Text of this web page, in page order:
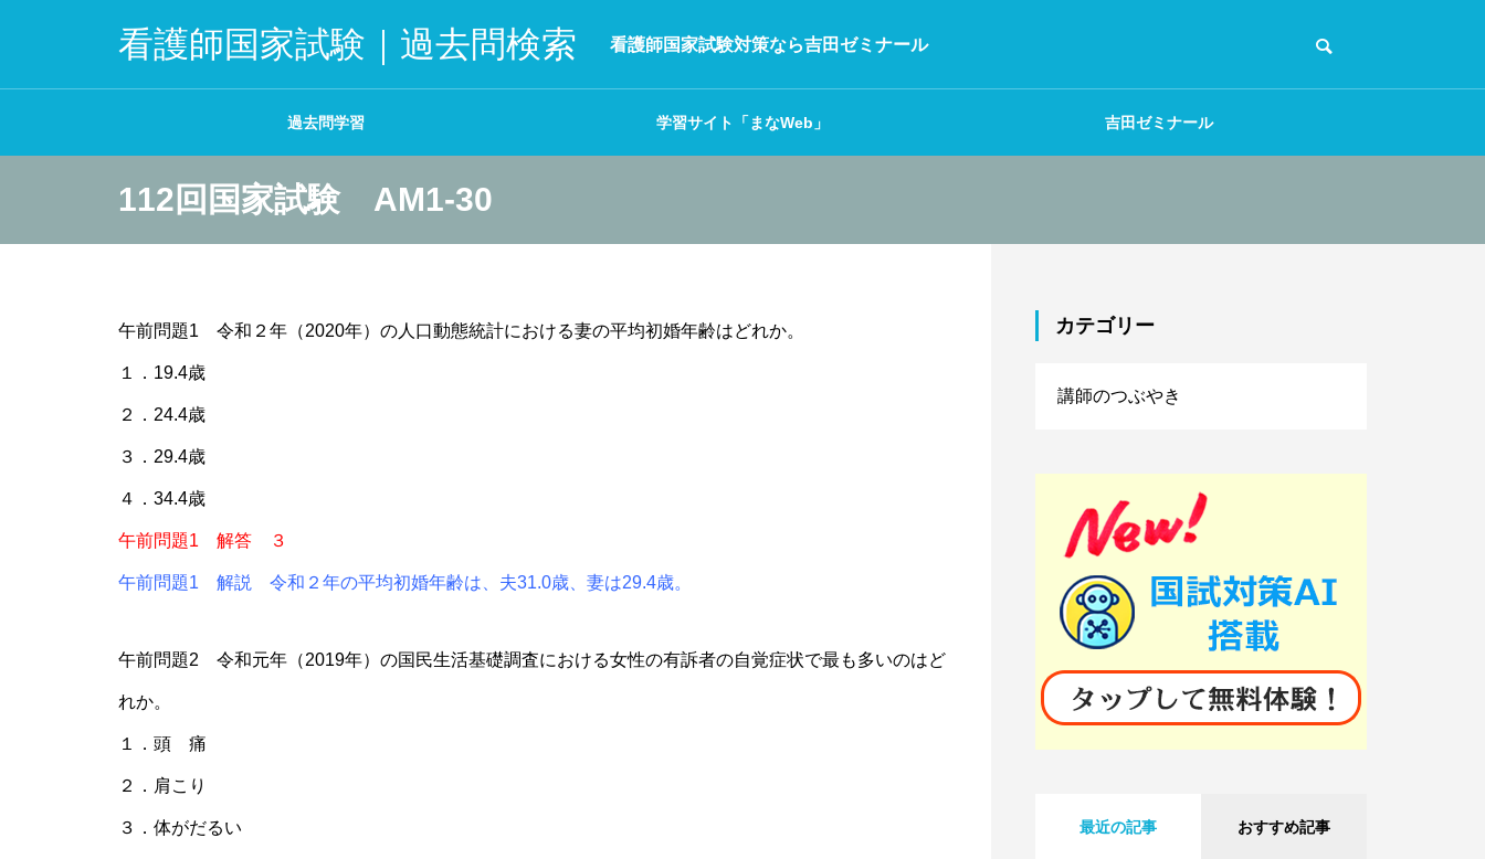
看護師国家試験｜過去問検索 看護師国家試験対策なら吉田ゼミナール
過去問学習 学習サイト「まなWeb」 吉田ゼミナール
112回国家試験 AM1-30
午前問題1 令和２年（2020年）の人口動態統計における妻の平均初婚年齢はどれか。
１．19.4歳
２．24.4歳
３．29.4歳
４．34.4歳
午前問題1 解答 ３
午前問題1 解説 令和２年の平均初婚年齢は、夫31.0歳、妻は29.4歳。
午前問題2 令和元年（2019年）の国民生活基礎調査における女性の有訴者の自覚症状で最も多いのはど
れか。
１．頭 痛
２．肩こり
３．体がだるい
カテゴリー
講師のつぶやき
最近の記事 おすすめ記事